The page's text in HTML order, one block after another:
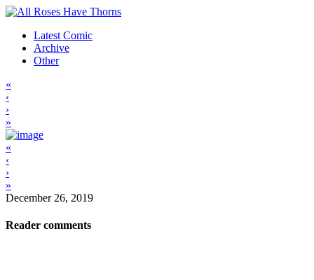
Latest Comic
Archive
Other
«
‹
›
»
«
‹
›
»
December 26, 2019
Reader comments